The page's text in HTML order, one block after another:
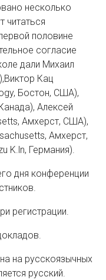
несколько
читаться
половине
согласие
дали Михаил
Кац
Бостон, США),
Алексей
Амхерст, США),
Амхерст,
K.ln, Германия).
дня конференции
регистрации.
на русскоязычных
русский.